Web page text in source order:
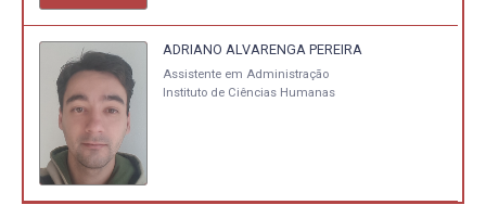
ADRIANO ALVARENGA PEREIRA
Assistente em Administração
Instituto de Ciências Humanas